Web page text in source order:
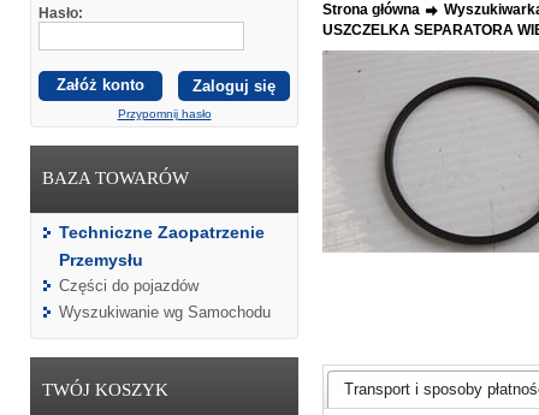
Hasło:
Załóż konto
Przypomnij hasło
BAZA TOWARÓW
Techniczne Zaopatrzenie
Przemysłu
Części do pojazdów
Wyszukiwanie wg Samochodu
TWÓJ KOSZYK
Strona główna
USZCZELKA SEPARATORA
Transport i sposoby